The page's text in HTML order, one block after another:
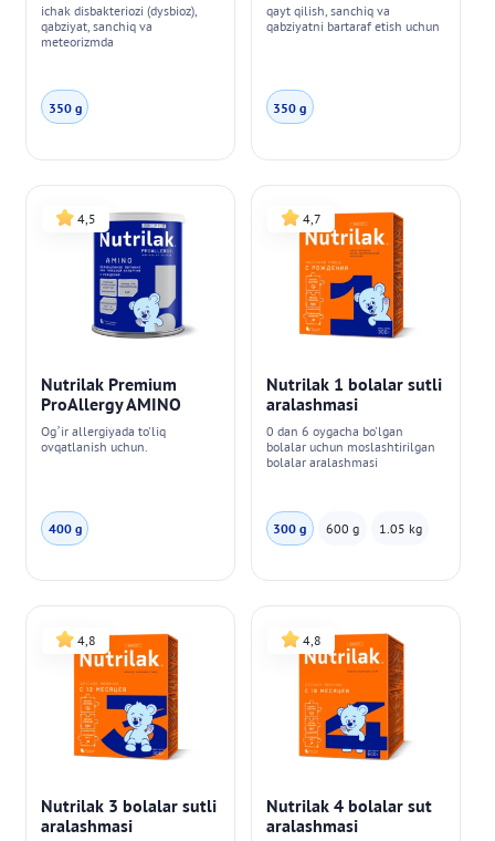
ichak disbakteriozi (dysbioz),
qabziyat, sanchiq va
meteorizmda
350 g
qayt qilish, sanchiq va
qabziyatni bartaraf etish uchun
350 g
4,5
Nutrilak Premium
ProAllergy AMINO
Og’ir allergiyada to'liq
ovqatlanish uchun.
400 g
4,7
Nutrilak 1 bolalar sutli
aralashmasi
0 dan 6 oygacha bo'lgan
bolalar uchun moslashtirilgan
bolalar aralashmasi
300 g 600 g 1.05 kg
4,8
Nutrilak 3 bolalar sutli
aralashmasi
4,8
Nutrilak 4 bolalar sut
aralashmasi